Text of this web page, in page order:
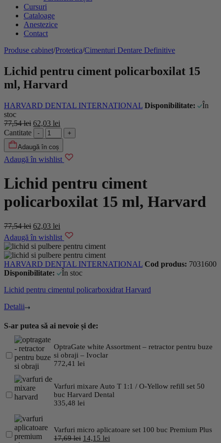
Cursuri
Cataloage
Anestezice
Contact
Produse cabinet/Protetica/Cimenturi Dentare Definitive
Lichid pentru ciment policarboxilat 15
ml, Harvard
HARVARD DENTAL INTERNATIONAL Disponibilitate:
În
stoc
77,54lei 62,03 lei
Cantitate
Adaugă în coș
Adaugă în wishlist
Lichid pentru ciment
policarboxilat 15 ml, Harvard
77,54lei 62,03 lei
Adaugă în wishlist
HARVARD DENTAL INTERNATIONAL Cod produs: 7031600
Disponibilitate:
În stoc
Lichid pentru cimentul policarboxidrat Harvard
Detalii
S-ar putea să ai nevoie și de:
OptraGate white Assortment – retractor pentru buze
si obraji – Ivoclar
772,41 lei
Varfuri mixare Auto T 1:1 / O-Yellow refill set 50
buc Harvard Dental
335,48 lei
Varfuri micro aplicatoare set 100 buc Premium Plus
17,69lei 14,15 lei